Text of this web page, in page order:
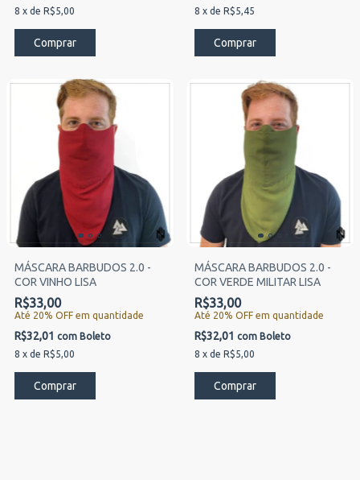
8 x de R$5,00
8 x de R$5,45
MÁSCARA BARBUDOS 2.0 -
COR VINHO LISA
R$33,00
Até 20% OFF em quantidade
R$32,01 com Boleto
8 x de R$5,00
MÁSCARA BARBUDOS 2.0 -
COR VERDE MILITAR LISA
R$33,00
Até 20% OFF em quantidade
R$32,01 com Boleto
8 x de R$5,00